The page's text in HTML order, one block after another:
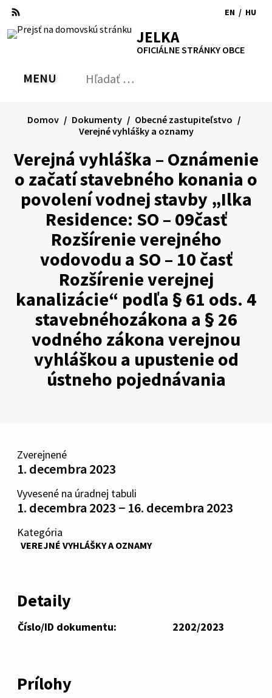
Preskočiť
obsah
RSS MapaTlačiť
Zvýšiť
kontrast
písmapísma
EN
to
/ HU
JELKA
OFICIÁLNE STRÁNKY OBCE
PREPNÚŤ
MENU Hľadať:
Verejná vyhláška – Oznámenie
o začatí stavebného konania o
povolení vodnej stavby „Ilka
Residence: SO – 09časť
Rozšírenie verejného
vodovodu a SO – 10 časť
Rozšírenie verejnej
kanalizácie“ podľa § 61 ods. 4
stavebnéhozákona a § 26
vodného zákona verejnou
vyhláškou a upustenie od
ústneho pojednávania
Domov Dokumenty
Obecné zastupiteľstvo
Verejné vyhlášky a oznamy
Zverejnené
1. decembra 2023
Vyvesené na úradnej tabuli
1. decembra 2023 − 16. decembra 2023
Kategória
VEREJNÉ VYHLÁŠKY A OZNAMY
Detaily
Číslo/ID dokumentu: 2202/2023
Prílohy